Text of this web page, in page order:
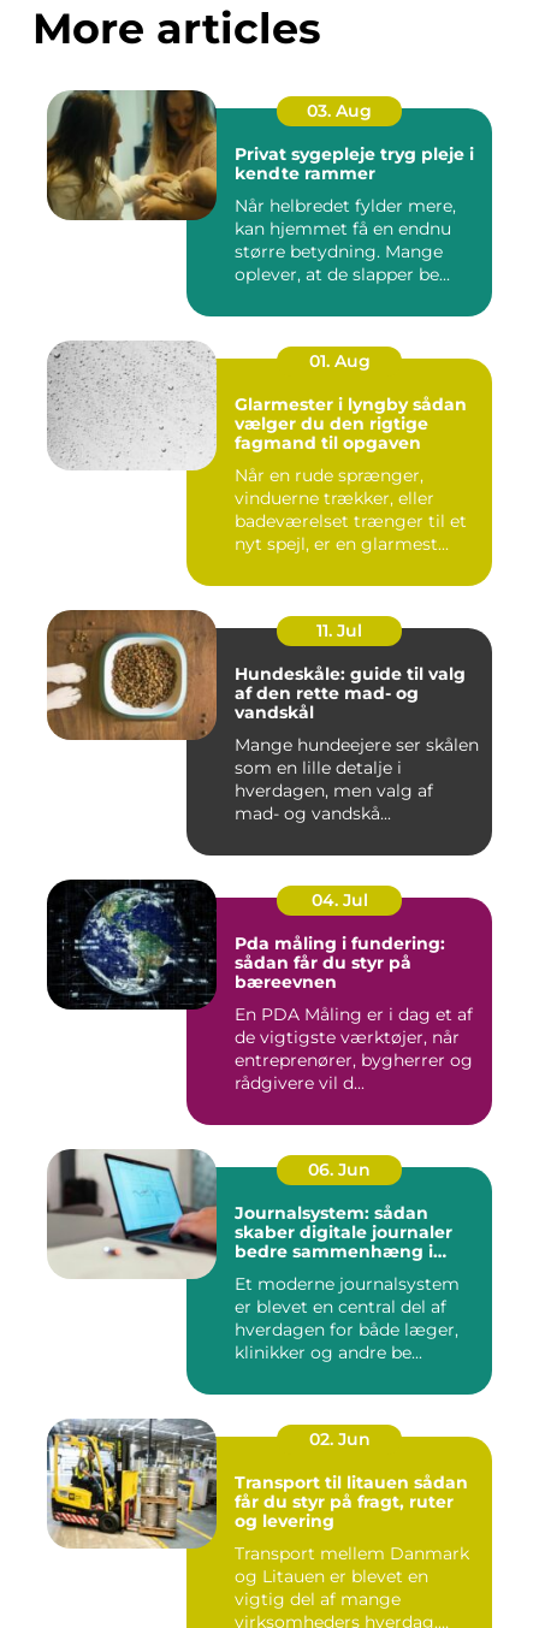
More articles
03. Aug
Privat sygepleje tryg pleje i
kendte rammer
Når helbredet fylder mere,
kan hjemmet få en endnu
større betydning. Mange
oplever, at de slapper be...
01. Aug
Glarmester i lyngby sådan
vælger du den rigtige
fagmand til opgaven
Når en rude sprænger,
vinduerne trækker, eller
badeværelset trænger til et
nyt spejl, er en glarmest...
11. Jul
Hundeskåle: guide til valg
af den rette mad- og
vandskål
Mange hundeejere ser skålen
som en lille detalje i
hverdagen, men valg af
mad- og vandskå...
04. Jul
Pda måling i fundering:
sådan får du styr på
bæreevnen
En PDA Måling er i dag et af
de vigtigste værktøjer, når
entreprenører, bygherrer og
rådgivere vil d...
06. Jun
Journalsystem: sådan
skaber digitale journaler
bedre sammenhæng i
Et moderne journalsystem
er blevet en central del af
hverdagen for både læger,
klinikker og andre be...
02. Jun
Transport til litauen sådan
får du styr på fragt, ruter
og levering
Transport mellem Danmark
og Litauen er blevet en
vigtig del af mange
virksomheders hverdag.